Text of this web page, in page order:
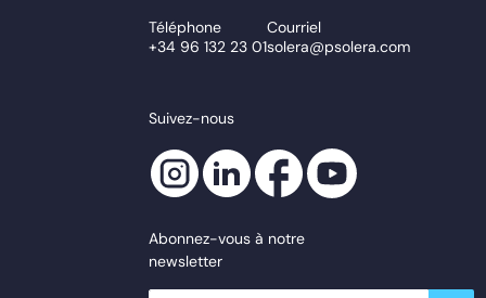
Téléphone
+34 96 132 23 01
Courriel
solera@psolera.com
Suivez-nous
Abonnez-vous à notre
newsletter
newsletter.suscribe